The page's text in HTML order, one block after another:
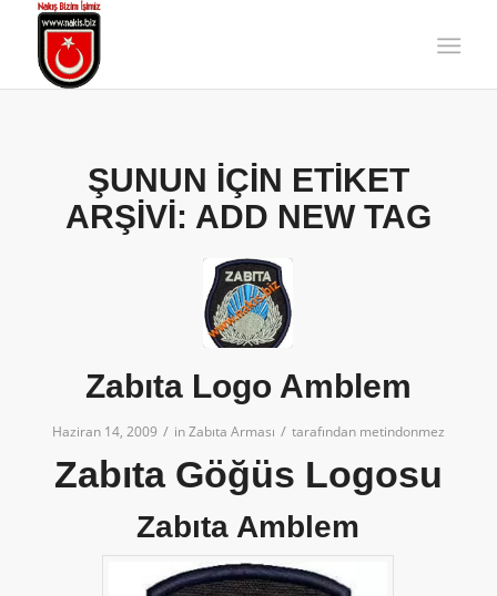
ŞUNUN IÇIN ETIKET
ARŞIVI: ADD NEW TAG
Zabıta Logo Amblem
Haziran 14, 2009 / inZabıta Arması / tarafından metindonmez
Zabıta Göğüs Logosu
Zabıta Amblem